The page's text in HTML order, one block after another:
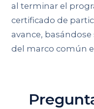
al terminar el
certificado de
avance,
del marco común